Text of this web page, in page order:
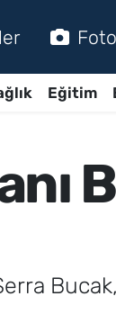
Eğitim